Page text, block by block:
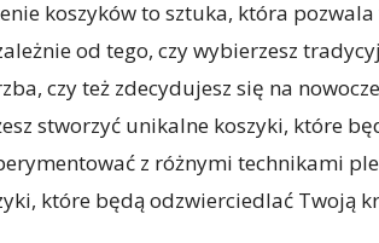
koszyków to sztuka, która
od tego, czy wybierzesz
czy też zdecydujesz się na
stworzyć unikalne koszyki, które
z różnymi technikami
które będą odzwierciedlać Twoją